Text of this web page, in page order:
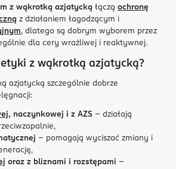
z wąkrotką azjatycką łączą ochronę
z działaniem łagodzącym i
, dlatego są dobrym wyborem przez
dla cery wrażliwej i reaktywnej.
z wąkrotką azjatycką?
azjatycką szczególnie dobrze
, naczynkowej i z AZS – działają
– pomagają wyciszać zmiany i
oraz z bliznami i rozstępami –